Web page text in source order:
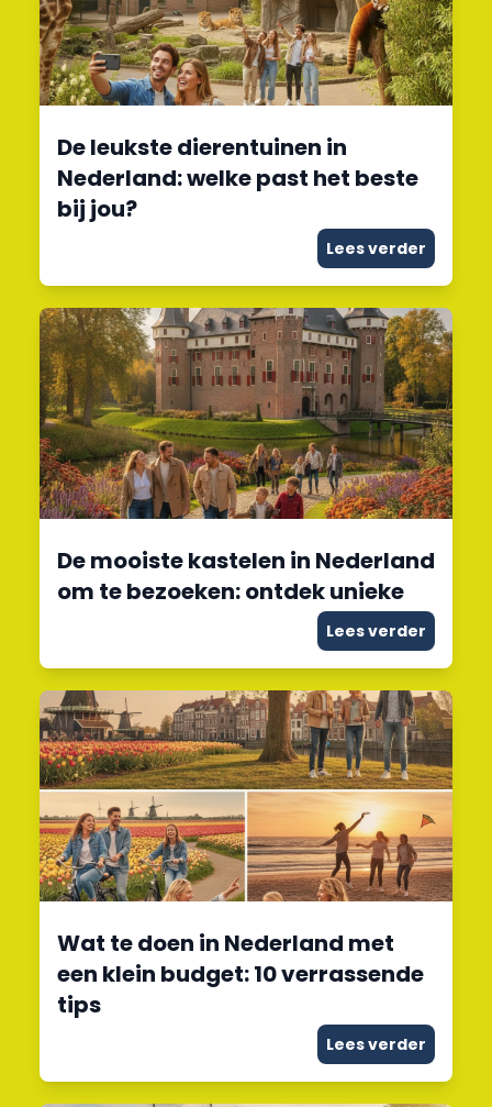
De leukste dierentuinen in
Nederland: welke past het beste
bij jou?
Lees verder
De mooiste kastelen in Nederland
om te bezoeken: ontdek unieke
Lees verder
Wat te doen in Nederland met
een klein budget: 10 verrassende
tips
Lees verder